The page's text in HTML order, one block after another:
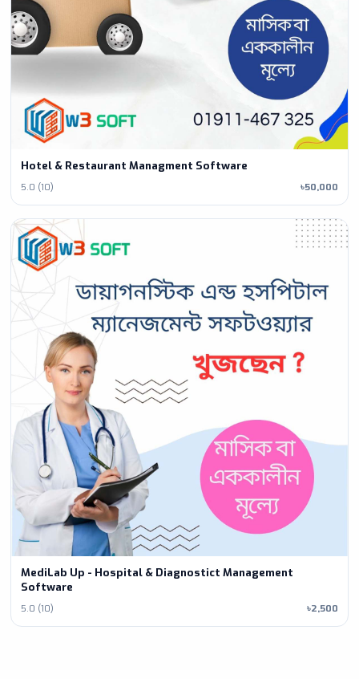
Hotel & Restaurant Managment Software
5.0 (10) ৳50,000
MediLab Up - Hospital & Diagnostict Management
Software
5.0 (10) ৳2,500